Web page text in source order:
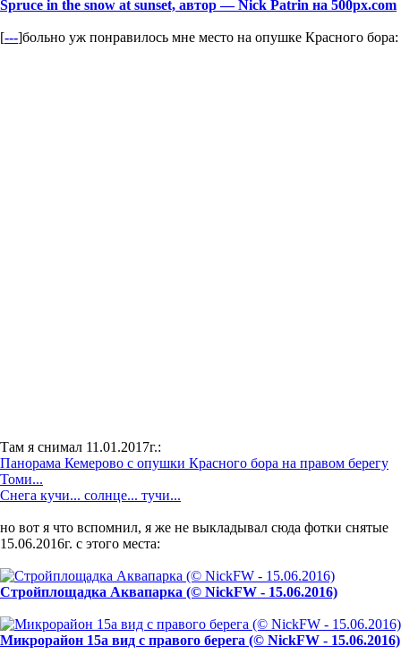
Spruce in the snow at sunset, автор — Nick Patrin на 500px.com
[---]больно уж понравилось мне место на опушке Красного бора:
Там я снимал 11.01.2017г.:
Панорама Кемерово с опушки Красного бора на правом берегу
Томи...
Снега кучи... солнце... тучи...
но вот я что вспомнил, я же не выкладывал сюда фотки снятые
15.06.2016г. с этого места:
Стройплощадка Аквапарка (© NickFW - 15.06.2016)
Микрорайон 15а вид с правого берега (© NickFW - 15.06.2016)